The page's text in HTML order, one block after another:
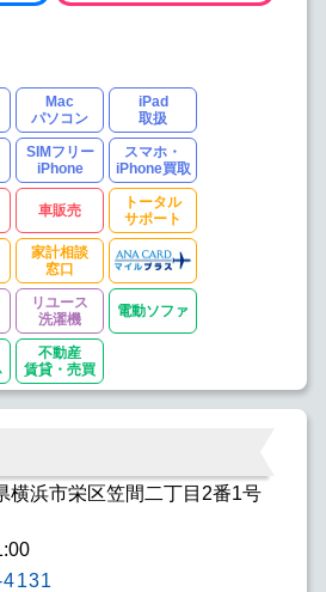
Mac
パソコン
iPad
取扱
SIMフリー
iPhone
スマホ・
iPhone買取
車販売
トータル
サポート
家計相談
窓口
リユース
洗濯機
電動ソファ
不動産
賃貸・売買
横浜市栄区笠間二丁目2番1号